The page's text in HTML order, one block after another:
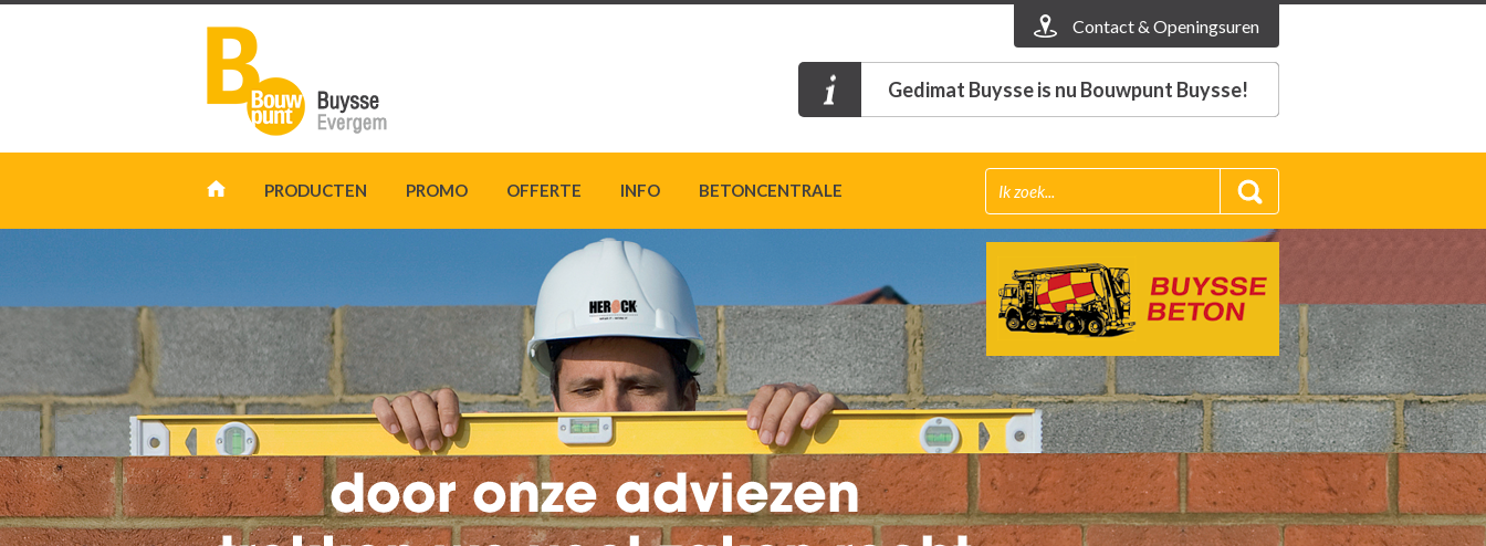
Contact & Openingsuren
Gedimat Buysse is nu Bouwpunt Buysse!
PRODUCTEN PROMO OFFERTE INFO BETONCENTRALE